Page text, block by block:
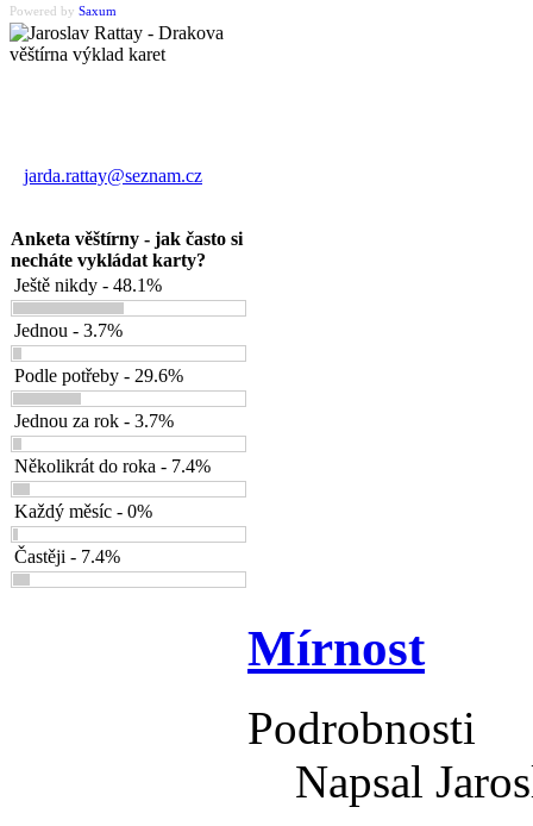
Powered by Saxum
jarda.rattay@seznam.cz
Anketa věštírny - jak často si
necháte vykládat karty?
Ještě nikdy - 48.1%
Jednou - 3.7%
Podle potřeby - 29.6%
Jednou za rok - 3.7%
Několikrát do roka - 7.4%
Každý měsíc - 0%
Častěji - 7.4%
Mírnost
Podrobnosti
Napsal